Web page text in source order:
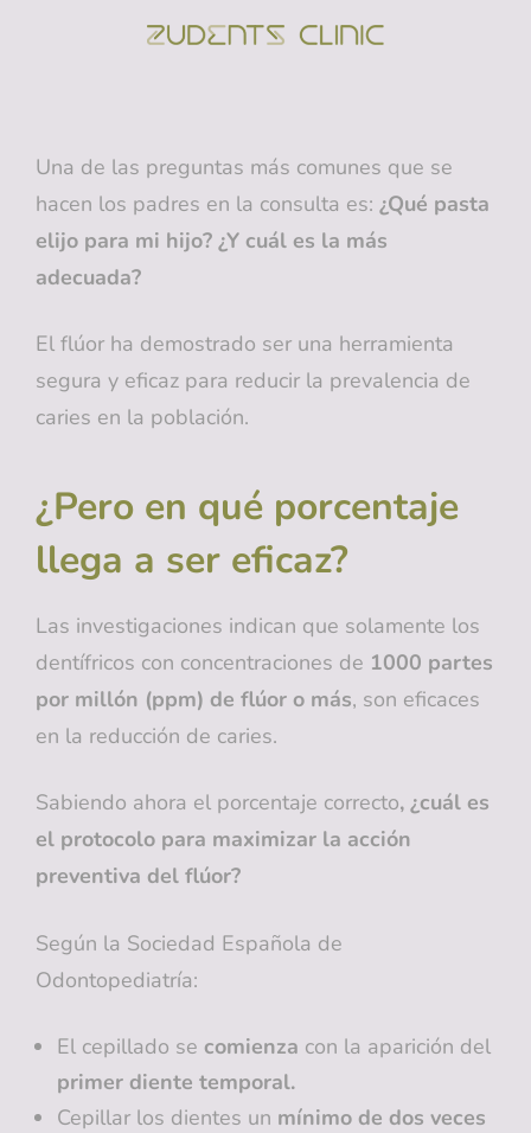
Una de las preguntas más comunes que se
hacen los padres en la consulta es: ¿Qué pasta
elijo para mi hijo? ¿Y cuál es la más
adecuada?
El flúor ha demostrado ser una herramienta
segura y eficaz para reducir la prevalencia de
caries en la población.
¿Pero en qué porcentaje
llega a ser eficaz?
Las investigaciones indican que solamente los
dentífricos con concentraciones de 1000 partes
por millón (ppm) de flúor o más, son eficaces
en la reducción de caries.
Sabiendo ahora el porcentaje correcto, ¿cuál es
el protocolo para maximizar la acción
preventiva del flúor?
Según la Sociedad Española de
Odontopediatría:
El cepillado se comienza con la aparición del
primer diente temporal.
Cepillar los dientes un mínimo de dos veces